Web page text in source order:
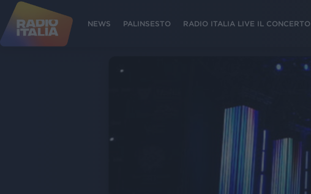
NEWS PALINSESTO RADIO ITALIA LIVE IL CONCERTO